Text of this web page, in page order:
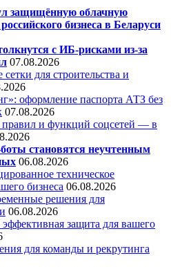
защищённую облачную
бизнеса в Беларуси
с ИБ-рисками из-за
07.08.2026
для строительства и
оформление паспорта АТЗ без
07.08.2026
и функций соцсетей — в
становятся неучтенным
06.08.2026
техническое
бизнеса 06.08.2026
решения для
06.08.2026
защита для вашего
для команды и рекрутинга